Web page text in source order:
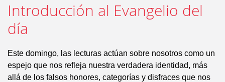
Introducción al Evangelio del
día
Este domingo, las lecturas actúan sobre nosotros como un
espejo que nos refleja nuestra verdadera identidad, más
allá de los falsos honores, categorías y disfraces que nos